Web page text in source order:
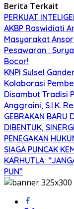
Berita Terkait
PERKUAT
AKBP Raswidiati
Masyarakat
Pesawaran :
Bocor!
KNPI Sulsel
Kolaborasi
Disambut Tradisi
Anggraini, S.I.K.
GEBRAKAN BARU
DIBENTUK,
PENEGAKAN
SIAGA PUNCAK
KARHUTLA:
PUN”